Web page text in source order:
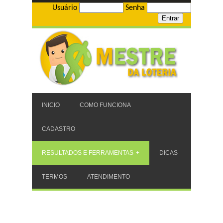
Usuário Senha
INICIO COMO FUNCIONA
CADASTRO
RESULTADOS E FERRAMENTAS DICAS
TERMOS ATENDIMENTO